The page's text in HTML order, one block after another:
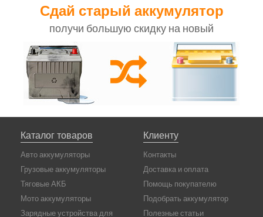
Сдай старый аккумулятор
получи большую скидку на новый
Каталог товаров
Авто аккумуляторы
Грузовые аккумуляторы
Тяговые АКБ
Мото аккумуляторы
Зарядные устройства для
Клиенту
Контакты
Доставка и оплата
Помощь покупателю
Подобрать аккумулятор
Полезные статьи